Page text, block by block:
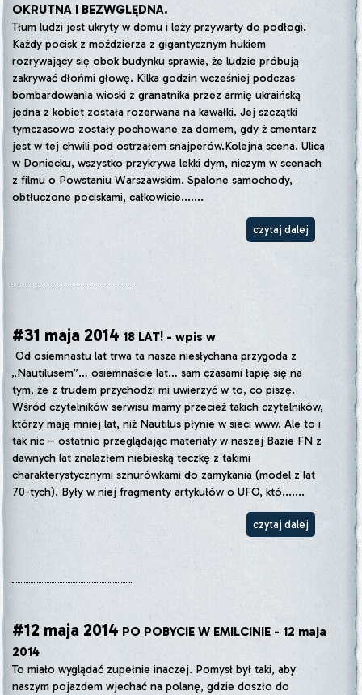
OKRUTNA I BEZWGLĘDNA.
Tłum ludzi jest ukryty w domu i leży przywarty do podłogi.
Każdy pocisk z moździerza z gigantycznym hukiem
rozrywający się obok budynku sprawia, że ludzie próbują
zakrywać dłońmi głowę. Kilka godzin wcześniej podczas
bombardowania wioski z granatnika przez armię ukraińską
jedna z kobiet została rozerwana na kawałki. Jej szczątki
tymczasowo zostały pochowane za domem, gdy ż cmentarz
jest w tej chwili pod ostrzałem snajperów.Kolejna scena. Ulica
w Doniecku, wszystko przykrywa lekki dym, niczym w scenach
z filmu o Powstaniu Warszawskim. Spalone samochody,
obtłuczone pociskami, całkowicie.......
czytaj dalej
#31 maja 2014 18 LAT! - wpis w
Od osiemnastu lat trwa ta nasza niesłychana przygoda z
„Nautilusem”… osiemnaście lat… sam czasami łapię się na
tym, że z trudem przychodzi mi uwierzyć w to, co piszę.
Wśród czytelników serwisu mamy przecież takich czytelników,
którzy mają mniej lat, niż Nautilus płynie w sieci www. Ale to i
tak nic – ostatnio przeglądając materiały w naszej Bazie FN z
dawnych lat znalazłem niebieską teczkę z takimi
charakterystycznymi sznurówkami do zamykania (model z lat
70-tych). Były w niej fragmenty artykułów o UFO, któ.......
czytaj dalej
#12 maja 2014 PO POBYCIE W EMILCINIE - 12 maja
2014
To miało wyglądać zupełnie inaczej. Pomysł był taki, aby
naszym pojazdem wjechać na polanę, gdzie doszło do